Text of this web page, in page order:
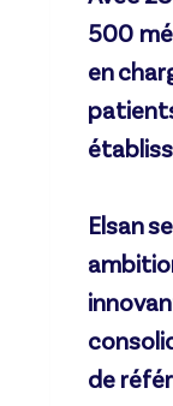
500
en
Elsan
de